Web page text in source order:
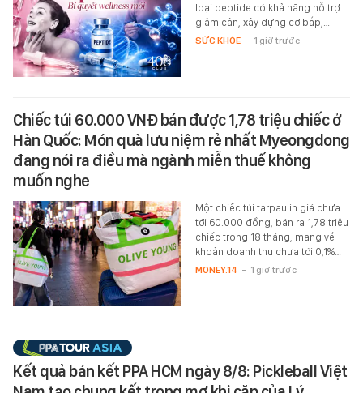
loại peptide có khả năng hỗ trợ
giảm cân, xây dựng cơ bắp,…
SỨC KHỎE - 1 giờ trước
Chiếc túi 60.000 VNĐ bán được 1,78 triệu chiếc ở
Hàn Quốc: Món quà lưu niệm rẻ nhất Myeongdong
đang nói ra điều mà ngành miễn thuế không
muốn nghe
Một chiếc túi tarpaulin giá chưa
tới 60.000 đồng, bán ra 1,78 triệu
chiếc trong 18 tháng, mang về
khoản doanh thu chưa tới 0,1%…
MONEY.14 - 1 giờ trước
Kết quả bán kết PPA HCM ngày 8/8: Pickleball Việt